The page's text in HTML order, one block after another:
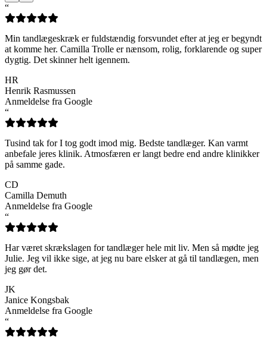
“
Min tandlægeskræk er fuldstændig forsvundet efter at jeg er begyndt
at komme her. Camilla Trolle er nænsom, rolig, forklarende og super
dygtig. Det skinner helt igennem.
HR
Henrik Rasmussen
Anmeldelse fra Google
“
Tusind tak for I tog godt imod mig. Bedste tandlæger. Kan varmt
anbefale jeres klinik. Atmosfæren er langt bedre end andre klinikker
på samme gade.
CD
Camilla Demuth
Anmeldelse fra Google
“
Har været skrækslagen for tandlæger hele mit liv. Men så mødte jeg
Julie. Jeg vil ikke sige, at jeg nu bare elsker at gå til tandlægen, men
jeg gør det.
JK
Janice Kongsbak
Anmeldelse fra Google
“